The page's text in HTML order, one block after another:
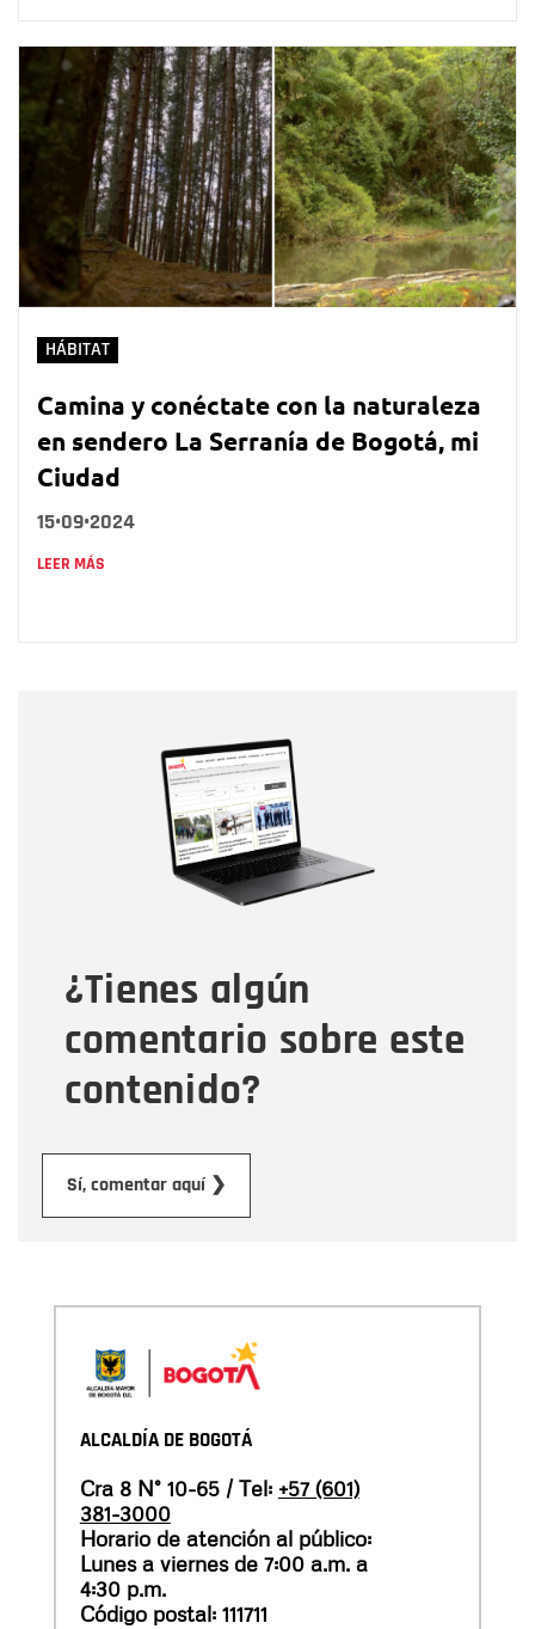
HÁBITAT
Camina y conéctate con la naturaleza
en sendero La Serranía de Bogotá, mi
Ciudad
15•09•2024
LEER MÁS
¿Tienes algún
comentario sobre este
contenido?
Sí, comentar aquí ❯
Correo electrónico
Tipo de comentario
Mensaje
ALCALDÍA DE BOGOTÁ
Cra 8 N° 10-65 / Tel: +57 (601)
381-3000
Horario de atención al público:
Lunes a viernes de 7:00 a.m. a
4:30 p.m.
Código postal: 111711